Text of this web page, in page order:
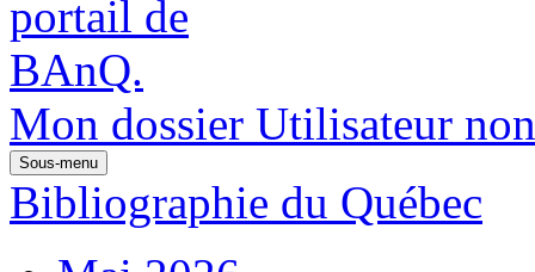
Mon dossier Utilisateur
Sous-menu
Bibliographie du Québec